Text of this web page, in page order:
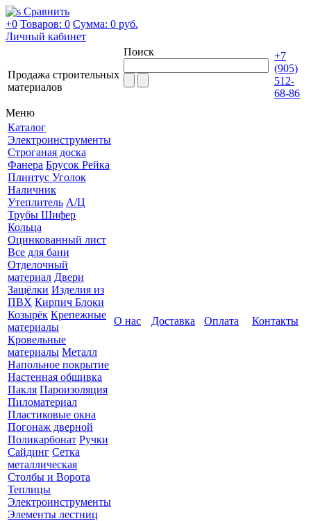
Сравнить
+0 Товаров: 0 Сумма: 0 руб.
Личный кабинет
Продажа строительных
материалов
Поиск
+7
(905)
512-
68-86
Меню
Каталог
Электроинструменты
Строганая доска
Фанера Брусок Рейка
Плинтус Уголок
Наличник
Утеплитель А/Ц
Трубы Шифер
Кольца
Оцинкованный лист
Все для бани
Отделочный
материал Двери
Защёлки Изделия из
ПВХ Кирпич Блоки
Козырёк Крепежные
материалы
Кровельные
материалы Металл
Напольное покрытие
Настенная обшивка
Пакля Пароизоляция
Пиломатериал
Пластиковые окна
Погонаж дверной
Поликарбонат Ручки
Сайдинг Сетка
металлическая
Столбы и Ворота
Теплицы
Электроинструменты
Элементы лестниц
О нас Доставка Оплата Контакты